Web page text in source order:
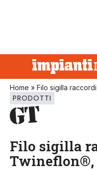
Home » Filo sigilla
PRODOTTI
Filo sigilla
Twineflon®,